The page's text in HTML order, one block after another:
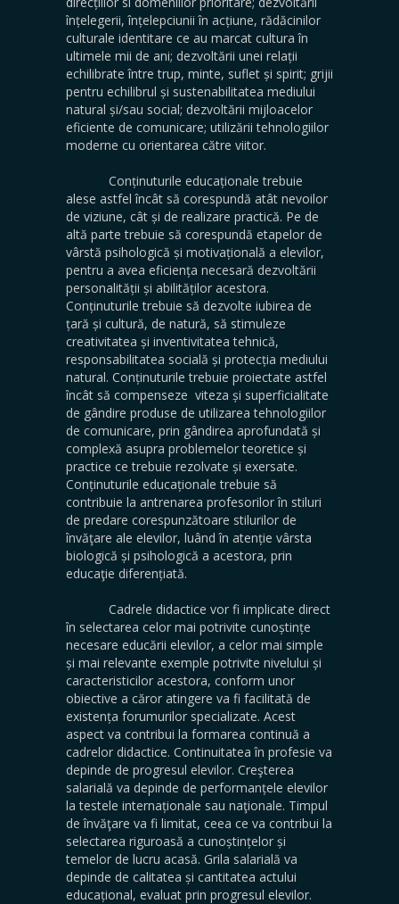
înțelegerii, înțelepciunii în acțiune, rădăcinilor
culturale identitare ce au marcat cultura în
ultimele mii de ani; dezvoltării unei relații
echilibrate între trup, minte, suflet și spirit; grijii
pentru echilibrul și sustenabilitatea mediului
natural și/sau social; dezvoltării mijloacelor
eficiente de comunicare; utilizării tehnologiilor
moderne cu orientarea către viitor.
Conținuturile educaționale trebuie
alese astfel încât să corespundă atât nevoilor
de viziune, cât și de realizare practică. Pe de
altă parte trebuie să corespundă etapelor de
vârstă psihologică și motivațională a elevilor,
pentru a avea eficiența necesară dezvoltării
personalității și abilităților acestora.
Conținuturile trebuie să dezvolte iubirea de
țară și cultură, de natură, să stimuleze
creativitatea și inventivitatea tehnică,
responsabilitatea socială și protecția mediului
natural. Conținuturile trebuie proiectate astfel
încât să compenseze viteza și superficialitate
de gândire produse de utilizarea tehnologiilor
de comunicare, prin gândirea aprofundată și
complexă asupra problemelor teoretice și
practice ce trebuie rezolvate și exersate.
Conținuturile educaționale trebuie să
contribuie la antrenarea profesorilor în stiluri
de predare corespunzătoare stilurilor de
învăţare ale elevilor, luând în atenție vârsta
biologică și psihologică a acestora, prin
educaţie diferențiată.
Cadrele didactice vor fi implicate direct
în selectarea celor mai potrivite cunoștințe
necesare educării elevilor, a celor mai simple
și mai relevante exemple potrivite nivelului și
caracteristicilor acestora, conform unor
obiective a căror atingere va fi facilitată de
existența forumurilor specializate. Acest
aspect va contribui la formarea continuă a
cadrelor didactice. Continuitatea în profesie va
depinde de progresul elevilor. Creşterea
salarială va depinde de performanțele elevilor
la testele internaționale sau naţionale. Timpul
de învăţare va fi limitat, ceea ce va contribui la
selectarea riguroasă a cunoștințelor și
temelor de lucru acasă. Grila salarială va
depinde de calitatea și cantitatea actului
educațional, evaluat prin progresul elevilor.